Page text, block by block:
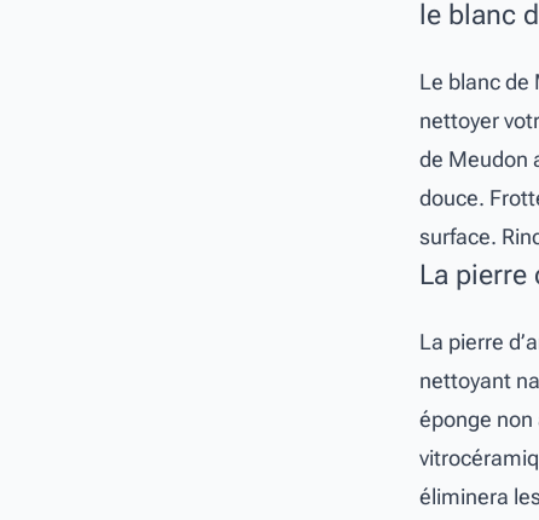
le blanc
Le blanc de
nettoyer
de Meudon
douce.
surface.
La pierre
La pierre
nettoyant
éponge non
éliminera